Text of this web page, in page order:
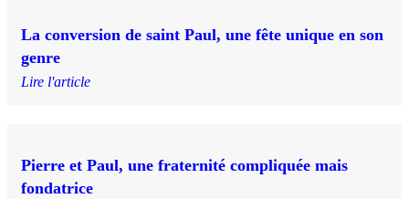
La conversion de saint Paul, une fête unique en son
genre
Lire l'article
Pierre et Paul, une fraternité compliquée mais
fondatrice